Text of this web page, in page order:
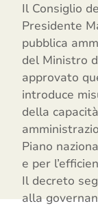
Il Consiglio
Presidente
pubblica
del Ministro
approvato
introduce
della
Piano
e per
Il decreto
alla